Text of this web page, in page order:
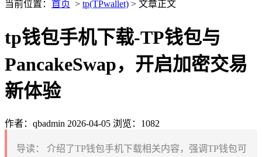
当前位置： 首页 > tp(TPwallet) > 文章正文
tp钱包手机下载-TP钱包与
PancakeSwap，开启加密交易
新体验
作者：qbadmin 2026-04-05 浏览：1082
导读：
介绍了TP钱包手机下载相关内容，强调TP钱包可